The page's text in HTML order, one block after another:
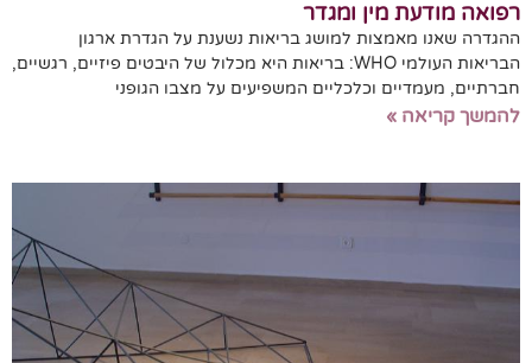
רפואה מודעת מין ומגדר
ההגדרה שאנו מאמצות למושג בריאות נשענת על הגדרת ארגון
הבריאות העולמי WHO: בריאות היא מכלול של היבטים פיזיים, רגשיים,
חברתיים, מעמדיים וכלכליים המשפיעים על מצבו הגופני
להמשך קריאה »